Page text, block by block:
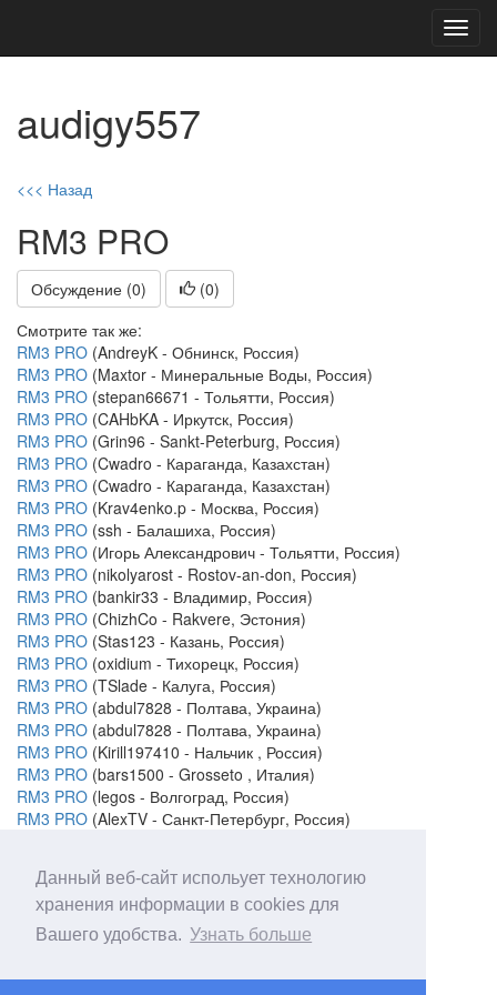
Данный веб-сайт испольует технологию
хранения информации в cookies для
Вашего удобства. Узнать больше
audigy557
<<< Назад
RM3 PRO
Обсуждение (0) (0)
Смотрите так же:
RM3 PRO (AndreyK - Обнинск, Россия)
RM3 PRO (Maxtor - Минеральные Воды, Россия)
RM3 PRO (stepan66671 - Тольятти, Россия)
RM3 PRO (CAHbKA - Иркутск, Россия)
RM3 PRO (Grin96 - Sankt-Peterburg, Россия)
RM3 PRO (Cwadro - Караганда, Казахстан)
RM3 PRO (Cwadro - Караганда, Казахстан)
RM3 PRO (Krav4enko.p - Москва, Россия)
RM3 PRO (ssh - Балашиха, Россия)
RM3 PRO (Игорь Александрович - Тольятти, Россия)
RM3 PRO (nikolyarost - Rostov-an-don, Россия)
RM3 PRO (bankir33 - Владимир, Россия)
RM3 PRO (ChizhCo - Rakvere, Эстония)
RM3 PRO (Stas123 - Казань, Россия)
RM3 PRO (oxidium - Тихорецк, Россия)
RM3 PRO (TSlade - Калуга, Россия)
RM3 PRO (abdul7828 - Полтава, Украина)
RM3 PRO (abdul7828 - Полтава, Украина)
RM3 PRO (Kirill197410 - Нальчик , Россия)
RM3 PRO (bars1500 - Grosseto , Италия)
RM3 PRO (legos - Волгоград, Россия)
RM3 PRO (AlexTV - Санкт-Петербург, Россия)
На форуме:audigy557